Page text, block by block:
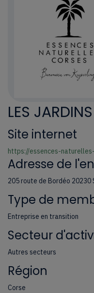
LES
Site internet
https://essences-
Adresse de
205 route de Bordéo 20230
Type de
Entreprise en transition
Secteur
Autres secteurs
Région
Corse